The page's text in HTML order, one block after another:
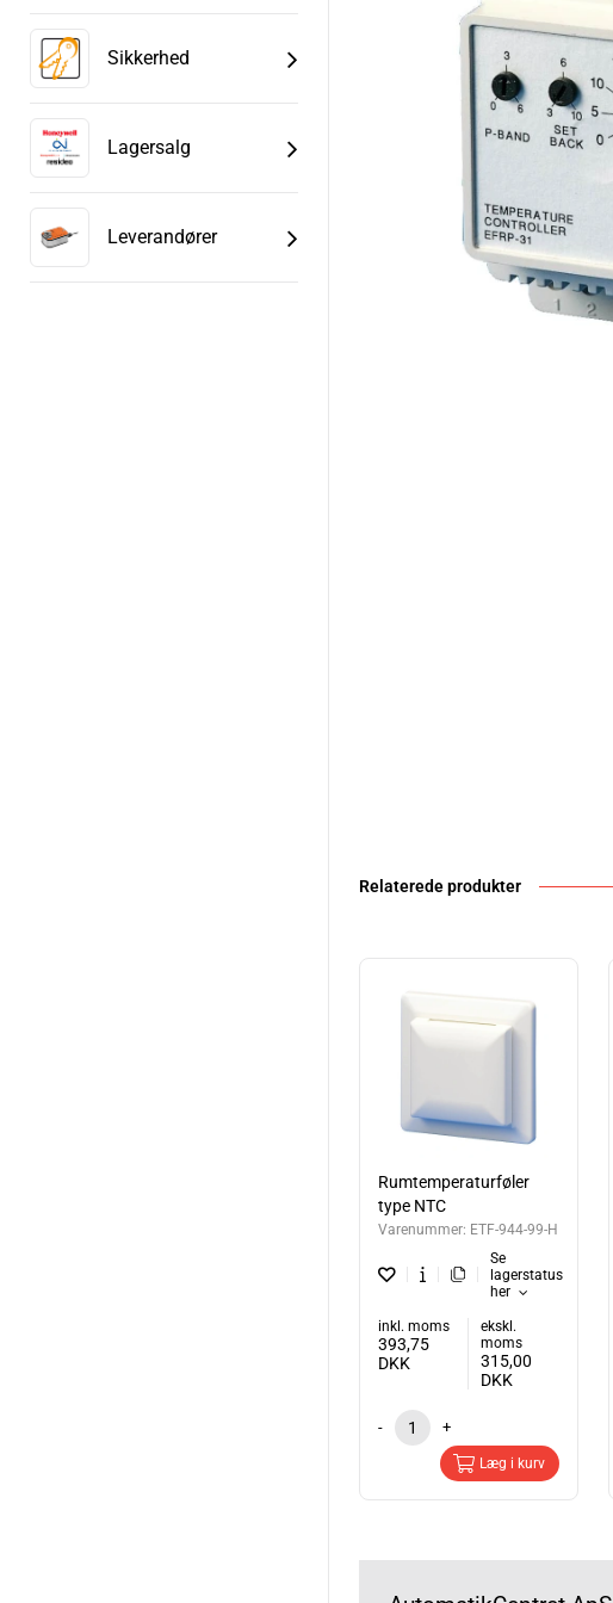
Sikkerhed
Lagersalg
Leverandører
Relaterede produkter
Rumtemperaturføler
type NTC
Varenummer: ETF-944-99-H
Se
lagerstatus
her
inkl. moms
393,75
DKK
ekskl.
moms
315,00
DKK
- +
Læg i kurv